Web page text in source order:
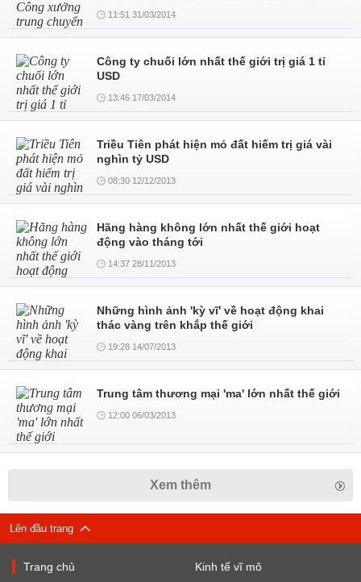
11:51 31/03/2014
Công ty chuối lớn nhất thế giới trị giá 1 tỉ
USD
13:46 17/03/2014
Triều Tiên phát hiện mỏ đất hiếm trị giá vài
nghìn tỷ USD
08:30 12/12/2013
Hãng hàng không lớn nhất thế giới hoạt
động vào tháng tới
14:37 28/11/2013
Những hình ảnh 'kỳ vĩ' về hoạt động khai
thác vàng trên khắp thế giới
19:28 14/07/2013
Trung tâm thương mại 'ma' lớn nhất thế giới
12:00 06/03/2013
Xem thêm
Lên đầu trang
Trang chủ Kinh tế vĩ mô